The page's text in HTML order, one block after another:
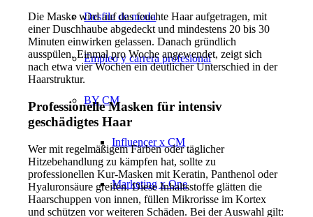
Desfile de moda
Empleo y carrera profesional
BY CM
Influencer x CM
Marketing x One
Die Maske wird auf das feuchte Haar aufgetragen, mit
einer Duschhaube abgedeckt und mindestens 20 bis 30
Minuten einwirken gelassen. Danach gründlich
ausspülen. Einmal pro Woche angewendet, zeigt sich
nach etwa vier Wochen ein deutlicher Unterschied in der
Haarstruktur.
Professionelle Masken für intensiv
geschädigtes Haar
Wer mit regelmäßigem Färben oder täglicher
Hitzebehandlung zu kämpfen hat, sollte zu
professionellen Kur-Masken mit Keratin, Panthenol oder
Hyaluronsäure greifen. Diese Inhaltsstoffe glätten die
Haarschuppen von innen, füllen Mikrorisse im Kortex
und schützen vor weiteren Schäden. Bei der Auswahl gilt: